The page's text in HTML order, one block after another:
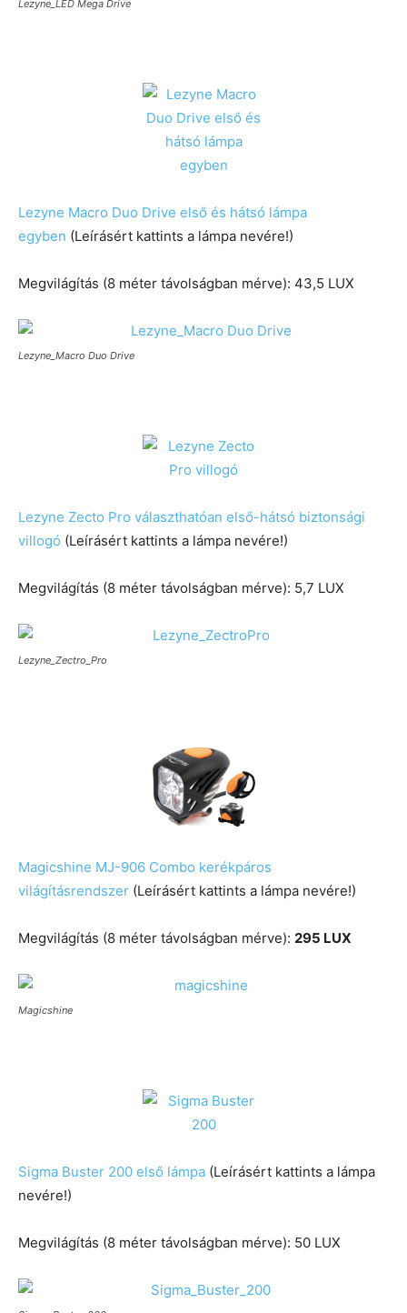
Lezyne_LED Mega Drive
Lezyne Macro Duo Drive első és hátsó lámpa
egyben (Leírásért kattints a lámpa nevére!)
Megvilágítás (8 méter távolságban mérve): 43,5 LUX
Lezyne_Macro Duo Drive
Lezyne Zecto Pro választhatóan első-hátsó biztonsági
villogó (Leírásért kattints a lámpa nevére!)
Megvilágítás (8 méter távolságban mérve): 5,7 LUX
Lezyne_Zectro_Pro
Magicshine MJ-906 Combo kerékpáros
világításrendszer (Leírásért kattints a lámpa nevére!)
Megvilágítás (8 méter távolságban mérve): 295 LUX
Magicshine
Sigma Buster 200 első lámpa (Leírásért kattints a lámpa
nevére!)
Megvilágítás (8 méter távolságban mérve): 50 LUX